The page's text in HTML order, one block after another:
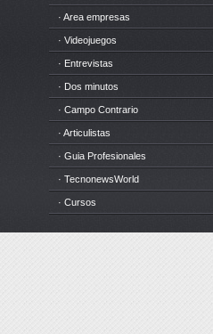
· Area empresas
· Videojuegos
· Entrevistas
· Dos minutos
· Campo Contrario
· Articulistas
· Guia Profesionales
· TecnonewsWorld
· Cursos